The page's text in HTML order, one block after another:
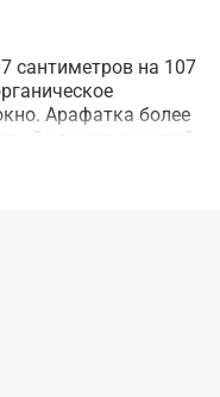
сантиметров на 107
Арафатка более
служит защитой
странах. Отлично
если Вы любите
и туризм.